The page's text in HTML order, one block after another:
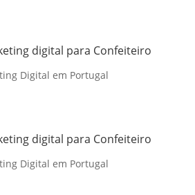
digital para Confeiteiro
Digital em Portugal
digital para Confeiteiro
Digital em Portugal